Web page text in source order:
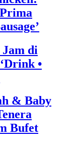
di
•
& Baby
Bufet